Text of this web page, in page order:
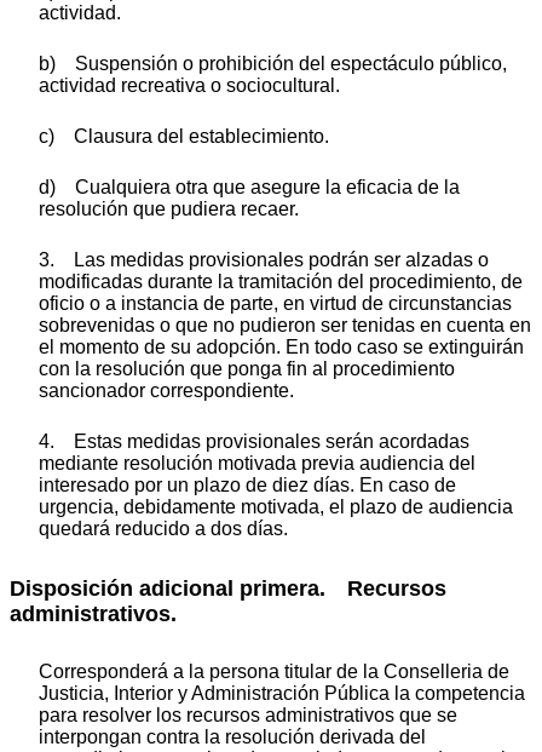
actividad.
b) Suspensión o prohibición del espectáculo público,
actividad recreativa o sociocultural.
c) Clausura del establecimiento.
d) Cualquiera otra que asegure la eficacia de la
resolución que pudiera recaer.
3. Las medidas provisionales podrán ser alzadas o
modificadas durante la tramitación del procedimiento, de
oficio o a instancia de parte, en virtud de circunstancias
sobrevenidas o que no pudieron ser tenidas en cuenta en
el momento de su adopción. En todo caso se extinguirán
con la resolución que ponga fin al procedimiento
sancionador correspondiente.
4. Estas medidas provisionales serán acordadas
mediante resolución motivada previa audiencia del
interesado por un plazo de diez días. En caso de
urgencia, debidamente motivada, el plazo de audiencia
quedará reducido a dos días.
Disposición adicional primera. Recursos
administrativos.
Corresponderá a la persona titular de la Conselleria de
Justicia, Interior y Administración Pública la competencia
para resolver los recursos administrativos que se
interpongan contra la resolución derivada del